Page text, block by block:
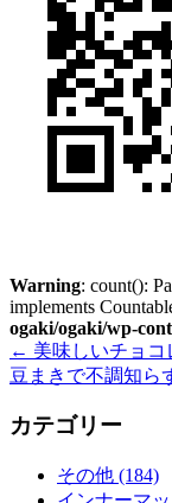
Warning: count():
implements
ogaki/ogaki/wp-
← 美味しいチョ
豆まきで不調知ら
カテゴリー
その他 (184)